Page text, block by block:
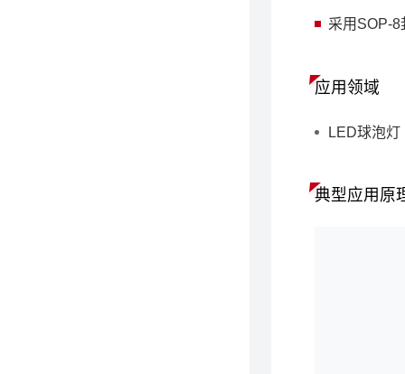
采用SOP-8
应用领域
LED球泡灯
典型应用原